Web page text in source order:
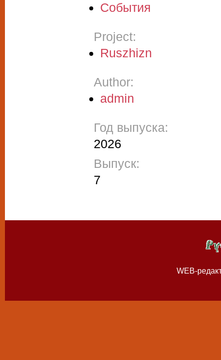
События
Project:
Ruszhizn
Author:
admin
Год выпуска:
2026
Выпуск:
7
WEB-